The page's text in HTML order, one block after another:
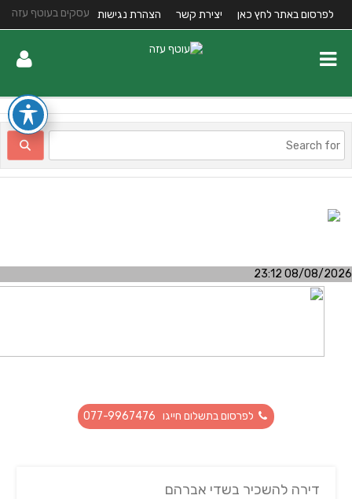
עסקים בעוטף עזה לפרסום באתר לחץ כאן יצירת קשר הצהרת נגישות
08/08/2026
לפרסום בתשלום חייגו 077-9967476
דירה להשכיר בשדי אברהם